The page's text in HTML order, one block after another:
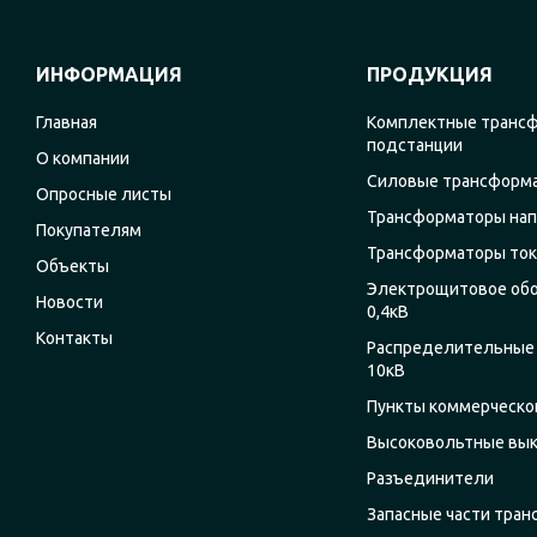
ИНФОРМАЦИЯ
Главная
О компании
Опросные листы
Покупателям
Объекты
Новости
Контакты
ПРОДУКЦИЯ
Комплектные
подстанции
Силовые
Трансформаторы
Трансформаторы
Электрощитовое
0,4кВ
Распределительные
10кВ
Пункты
Высоковольтные
Разъединители
Запасные части